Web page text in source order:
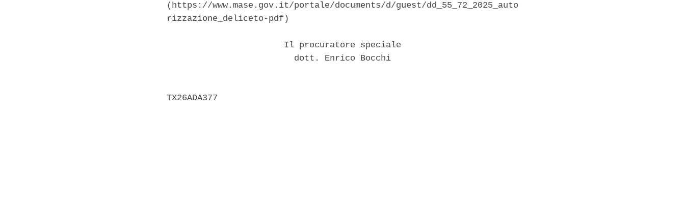
(https://www.mase.gov.it/portale/documents/d/guest/dd_55_72_2025_auto
rizzazione_deliceto-pdf)
                       Il procuratore speciale
                         dott. Enrico Bocchi